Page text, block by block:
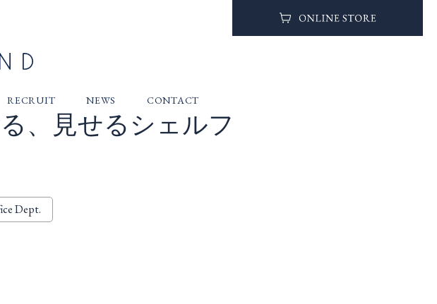
RECRUIT NEWS CONTACT
、見せるシェルフ
Dept.